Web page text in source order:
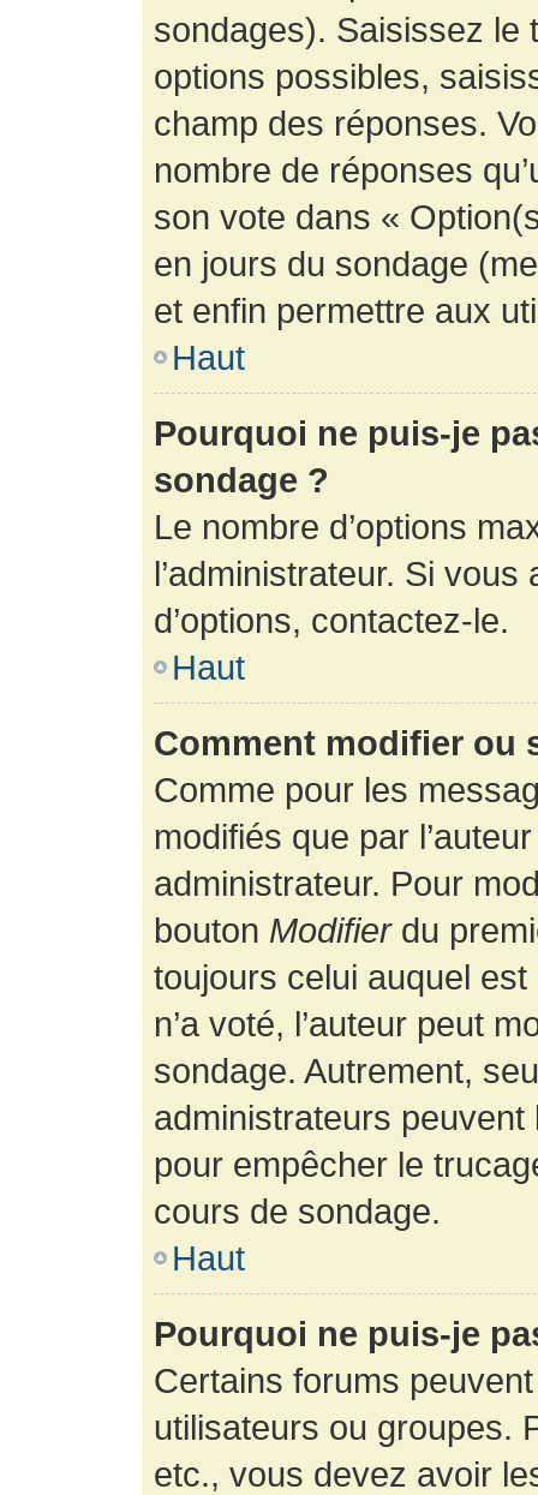
sondages). Saisissez le
options possibles,
champ des réponses.
nombre de réponses
son vote dans «
en jours du sondage
et enfin permettre aux
Haut
Pourquoi ne puis-je
sondage ?
Le nombre d’options
l’administrateur. Si
d’options, contactez-le.
Haut
Comment modifier ou
Comme pour les
modifiés que par
administrateur. Pour
bouton Modifierdu
toujours celui auquel
n’a voté, l’auteur peut
sondage. Autrement,
administrateurs
pour empêcher le
cours de sondage.
Haut
Pourquoi ne puis-je
Certains forums
utilisateurs ou groupes.
etc., vous devez avoir